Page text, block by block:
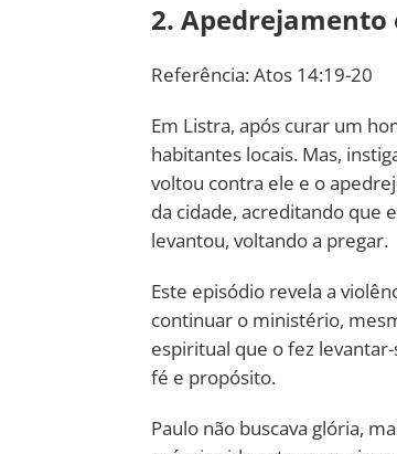
2. Apedrejamento
Referência: Atos 14:19-20
Em Listra, após curar um
habitantes locais. Mas,
voltou contra ele e o
da cidade, acreditando que
levantou, voltando a pregar.
Este episódio revela a
continuar o ministério,
espiritual que o fez
fé e propósito.
Paulo não buscava glória,